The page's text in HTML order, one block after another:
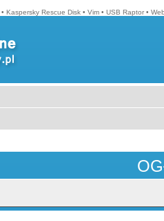
• Kaspersky Rescue Disk • Vim • USB Raptor •